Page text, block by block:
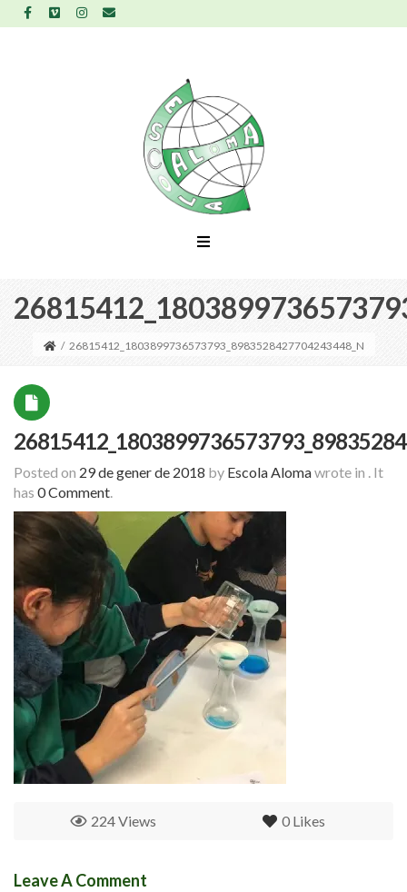
/ 26815412_1803899736573793_8983528427704243448_N
Posted on 29 de gener de 2018 by Escola Alomawrote in . It
has 0 Comment.
0 Likes
224 Views
Leave A Comment